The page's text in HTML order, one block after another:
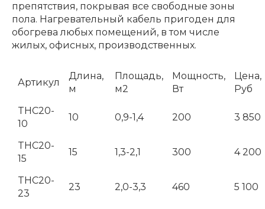
препятствия, покрывая все свободные зоны
пола. Нагревательный кабель пригоден для
обогрева любых помещений, в том числе
жилых, офисных, производственных.
Артикул
Длина,
м
Площадь,
м2
Мощность,
Вт
Цена,
Руб
THC20-
10
10 0,9-1,4 200 3 850
THC20-
15
15 1,3-2,1 300 4 200
THC20-
23
23 2,0-3,3 460 5 100